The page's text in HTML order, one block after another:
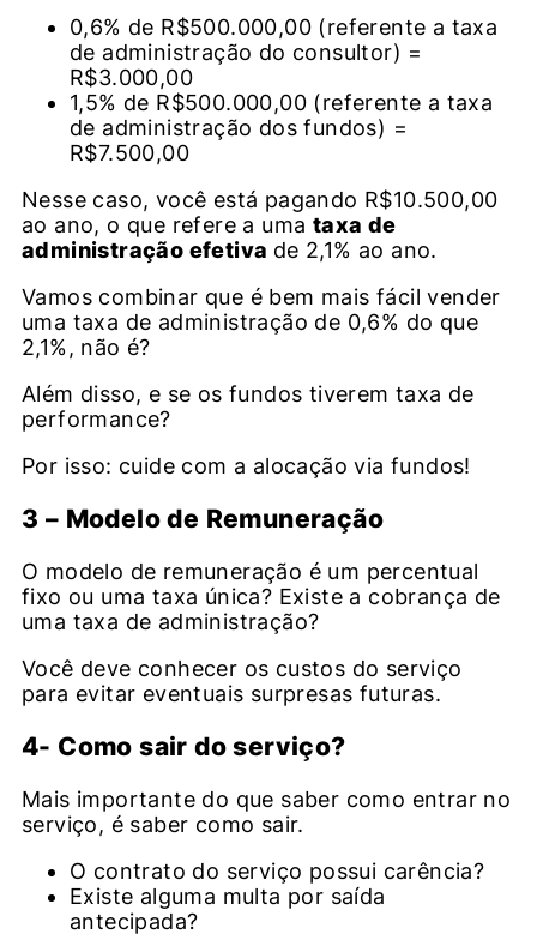
0,6% de R$500.000,00 (referente a taxa
de administração do consultor) =
R$3.000,00
1,5% de R$500.000,00 (referente a taxa
de administração dos fundos) =
R$7.500,00
Nesse caso, você está pagando R$10.500,00
ao ano, o que refere a uma taxa de
administração efetiva de 2,1% ao ano.
Vamos combinar que é bem mais fácil vender
uma taxa de administração de 0,6% do que
2,1%, não é?
Além disso, e se os fundos tiverem taxa de
performance?
Por isso: cuide com a alocação via fundos!
3 – Modelo de Remuneração
O modelo de remuneração é um percentual
fixo ou uma taxa única? Existe a cobrança de
uma taxa de administração?
Você deve conhecer os custos do serviço
para evitar eventuais surpresas futuras.
4- Como sair do serviço?
Mais importante do que saber como entrar no
serviço, é saber como sair.
O contrato do serviço possui carência?
Existe alguma multa por saída
antecipada?